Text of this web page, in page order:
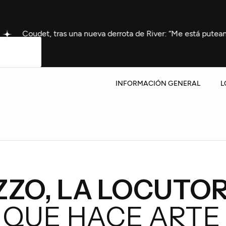
nueva derrota de River: “Me está puteando medio país”
INFORMACIÓN GENERAL
LA
HACE